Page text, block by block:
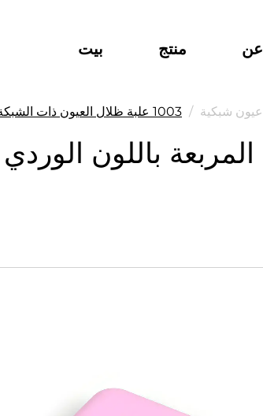
بيت منتج عن
/ 1003 علبة ظلال العيون ذات الشبكة الواحدة المربعة باللون الوردي